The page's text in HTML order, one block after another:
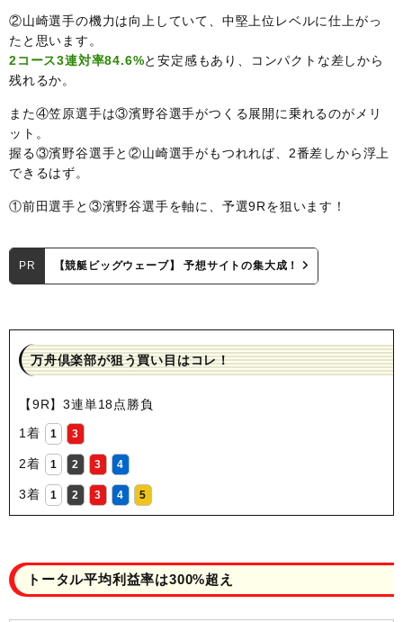
②山崎選手の機力は向上していて、中堅上位レベルに仕上がっ
たと思います。
2コース3連対率84.6%と安定感もあり、コンパクトな差しから
残れるか。
また④笠原選手は③濱野谷選手がつくる展開に乗れるのがメリ
ット。
握る③濱野谷選手と②山崎選手がもつれれば、2番差しから浮上
できるはず。
①前田選手と③濱野谷選手を軸に、予選9Rを狙います！
PR 【競艇ビッグウェーブ】 予想サイトの集大成！
万舟倶楽部が狙う買い目はコレ！
【9R】3連単18点勝負
1着
1 3
2着 1 2 3 4
3着 1 2 3 4 5
トータル平均利益率は300%超え